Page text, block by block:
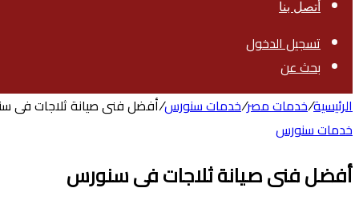
أتصل بنا
تسجيل الدخول
بحث عن
الرئيسية/خدمات مصر/خدمات سنورس/أفضل فنى صيانة ثلاجات فى
خدمات سنورس
أفضل فنى صيانة ثلاجات فى سنورس